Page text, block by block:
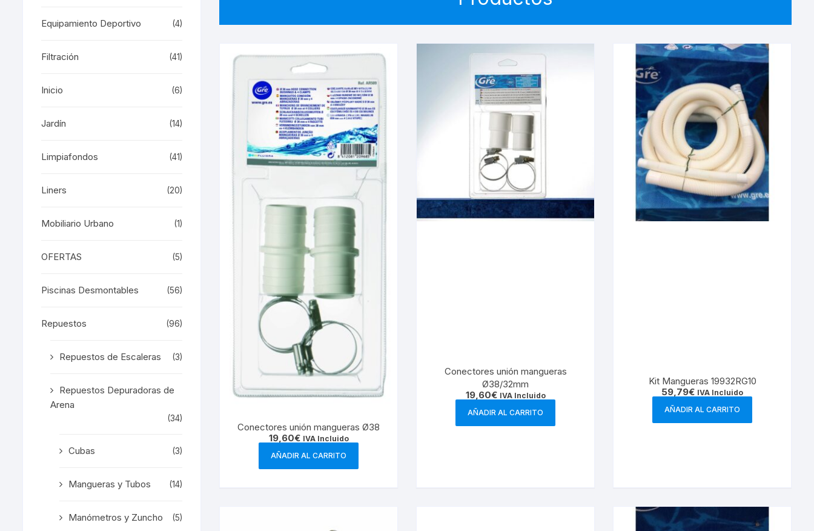
Conectores unión mangueras Ø38
19,60€ IVA Incluido
AÑADIR AL CARRITO
Conectores unión mangueras
Ø38/32mm
19,60€ IVA Incluido
AÑADIR AL CARRITO
Kit Mangueras 19932RG10
59,79€ IVA Incluido
AÑADIR AL CARRITO
Equipamiento Deportivo (4)
Filtración (41)
Inicio (6)
Jardín (14)
Limpiafondos (41)
Liners (20)
Mobiliario Urbano (1)
OFERTAS (5)
Piscinas Desmontables (56)
Repuestos (96)
Repuestos de Escaleras (3)
Repuestos Depuradoras de
Arena
(34)
Cubas (3)
Mangueras y Tubos (14)
Manómetros y Zuncho (5)